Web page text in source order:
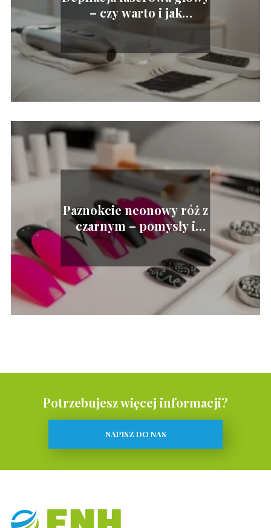
– czy warto i jak
przebiega?
Paznokcie neonowy róż z
czarnym – pomysły i
inspiracje
Potrzebujesz więcej informacji?
NAPISZ DO NAS